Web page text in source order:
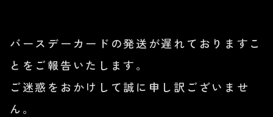
バースデーカードの発送が遅れておりますこ
とをご報告いたします。
ご迷惑をおかけして誠に申し訳ございませ
ん。